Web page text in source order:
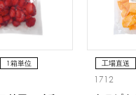
1箱単位
工場直送
冷凍
1712